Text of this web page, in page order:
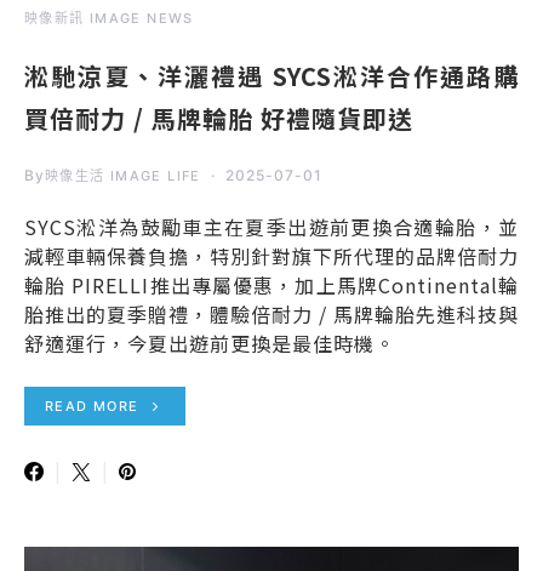
映像新訊 IMAGE NEWS
淞馳涼夏、洋灑禮遇 SYCS淞洋合作通路購
買倍耐力 / 馬牌輪胎 好禮隨貨即送
By 映像生活 IMAGE LIFE 2025-07-01
SYCS淞洋為鼓勵車主在夏季出遊前更換合適輪胎，並
減輕車輛保養負擔，特別針對旗下所代理的品牌倍耐力
輪胎 PIRELLI推出專屬優惠，加上馬牌Continental輪
胎推出的夏季贈禮，體驗倍耐力 / 馬牌輪胎先進科技與
舒適運行，今夏出遊前更換是最佳時機。
READ MORE